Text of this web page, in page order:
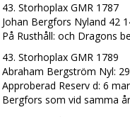
43. Storhoplax GMR 1787
Johan Bergfors Nyland 42
På Rusthåll: och Dragons
43. Storhoplax GMR 1789
Abraham Bergström Nyl:
Approberad Reserv d: 6
Bergfors som vid samma